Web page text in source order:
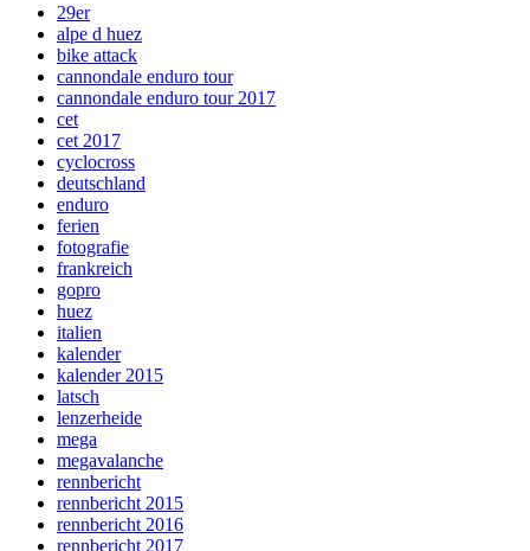
29er
alpe d huez
bike attack
cannondale enduro tour
cannondale enduro tour 2017
cet
cet 2017
cyclocross
deutschland
enduro
ferien
fotografie
frankreich
gopro
huez
italien
kalender
kalender 2015
latsch
lenzerheide
mega
megavalanche
rennbericht
rennbericht 2015
rennbericht 2016
rennbericht 2017